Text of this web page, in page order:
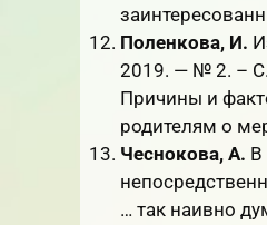
Поленкова, И.
2019. — № 2. –
Причины и
родителям о
Чеснокова, А. В
… так наивно